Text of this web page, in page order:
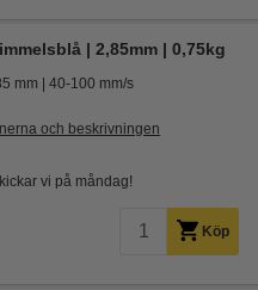
| 2,85mm | 0,75kg
mm 40-100 mm/s
och beskrivningen
vi på måndag!
Köp